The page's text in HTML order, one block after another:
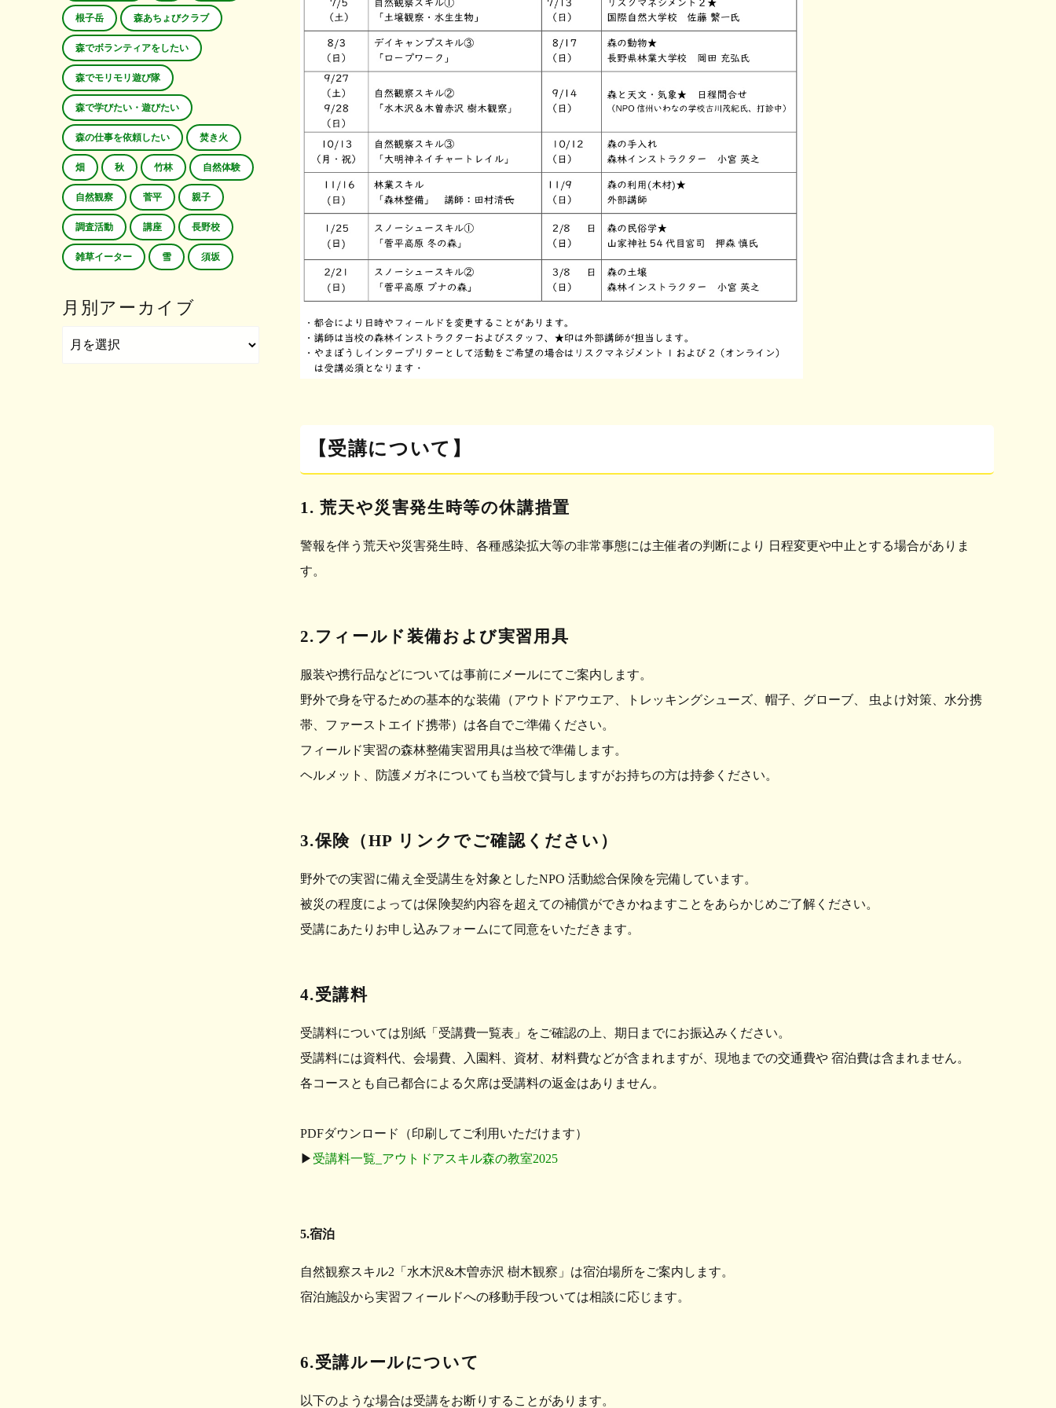
【受講について】
1. 荒天や災害発生時等の休講措置
警報を伴う荒天や災害発生時、各種感染拡大等の非常事態には主催者の判断により 日程変更や中止とする場合がありま
す。
2.フィールド装備および実習用具
服装や携行品などについては事前にメールにてご案内します。
野外で身を守るための基本的な装備（アウトドアウエア、トレッキングシューズ、帽子、グローブ、 虫よけ対策、水分携
帯、ファーストエイド携帯）は各自でご準備ください。
フィールド実習の森林整備実習用具は当校で準備します。
ヘルメット、防護メガネについても当校で貸与しますがお持ちの方は持参ください。
3.保険（HP リンクでご確認ください）
野外での実習に備え全受講生を対象としたNPO 活動総合保険を完備しています。
被災の程度によっては保険契約内容を超えての補償ができかねますことをあらかじめご了解ください。
受講にあたりお申し込みフォームにて同意をいただきます。
4.受講料
受講料については別紙「受講費一覧表」をご確認の上、期日までにお振込みください。
受講料には資料代、会場費、入園料、資材、材料費などが含まれますが、現地までの交通費や 宿泊費は含まれません。
各コースとも自己都合による欠席は受講料の返金はありません。
PDFダウンロード（印刷してご利用いただけます）
▶︎ 受講料一覧_アウトドアスキル森の教室2025
5.宿泊
自然観察スキル2「水木沢&木曽赤沢 樹木観察」は宿泊場所をご案内します。
宿泊施設から実習フィールドへの移動手段ついては相談に応じます。
6.受講ルールについて
以下のような場合は受講をお断りすることがあります。
根子岳 森あちょびクラブ
森でボランティアをしたい
森でモリモリ遊び隊
森で学びたい・遊びたい
森の仕事を依頼したい 焚き火
畑 秋 竹林 自然体験
自然観察 菅平 親子
調査活動 講座 長野校
雑草イーター 雪 須坂
月別アーカイブ